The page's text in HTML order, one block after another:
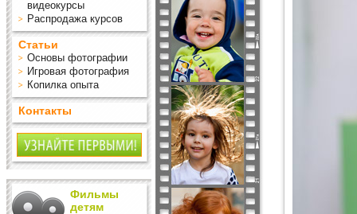
видеокурсы
Распродажа курсов
Статьи
Основы фотографии
Игровая фотография
Копилка опыта
Контакты
Фильмы
детям